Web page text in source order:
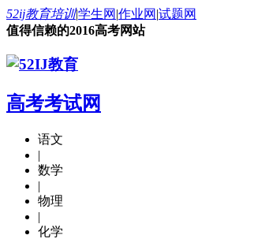
52ij教育培训|学生网 |作业网 |试题网
值得信赖的2016高考网站
高考考试网
语文
|
数学
|
物理
|
化学